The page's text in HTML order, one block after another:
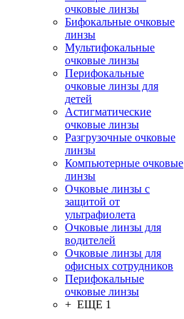
очковые линзы
Бифокальные очковые
линзы
Мультифокальные
очковые линзы
Перифокальные
очковые линзы для
детей
Астигматические
очковые линзы
Разгрузочные очковые
линзы
Компьютерные очковые
линзы
Очковые линзы с
защитой от
ультрафиолета
Очковые линзы для
водителей
Очковые линзы для
офисных сотрудников
Перифокальные
очковые линзы
+ ЕЩЕ 1